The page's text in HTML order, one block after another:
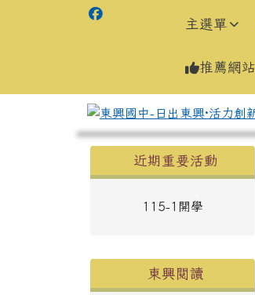
主選單
推薦網站
左邊區域內容
近期重要活動
115-1開學
東興閱讀